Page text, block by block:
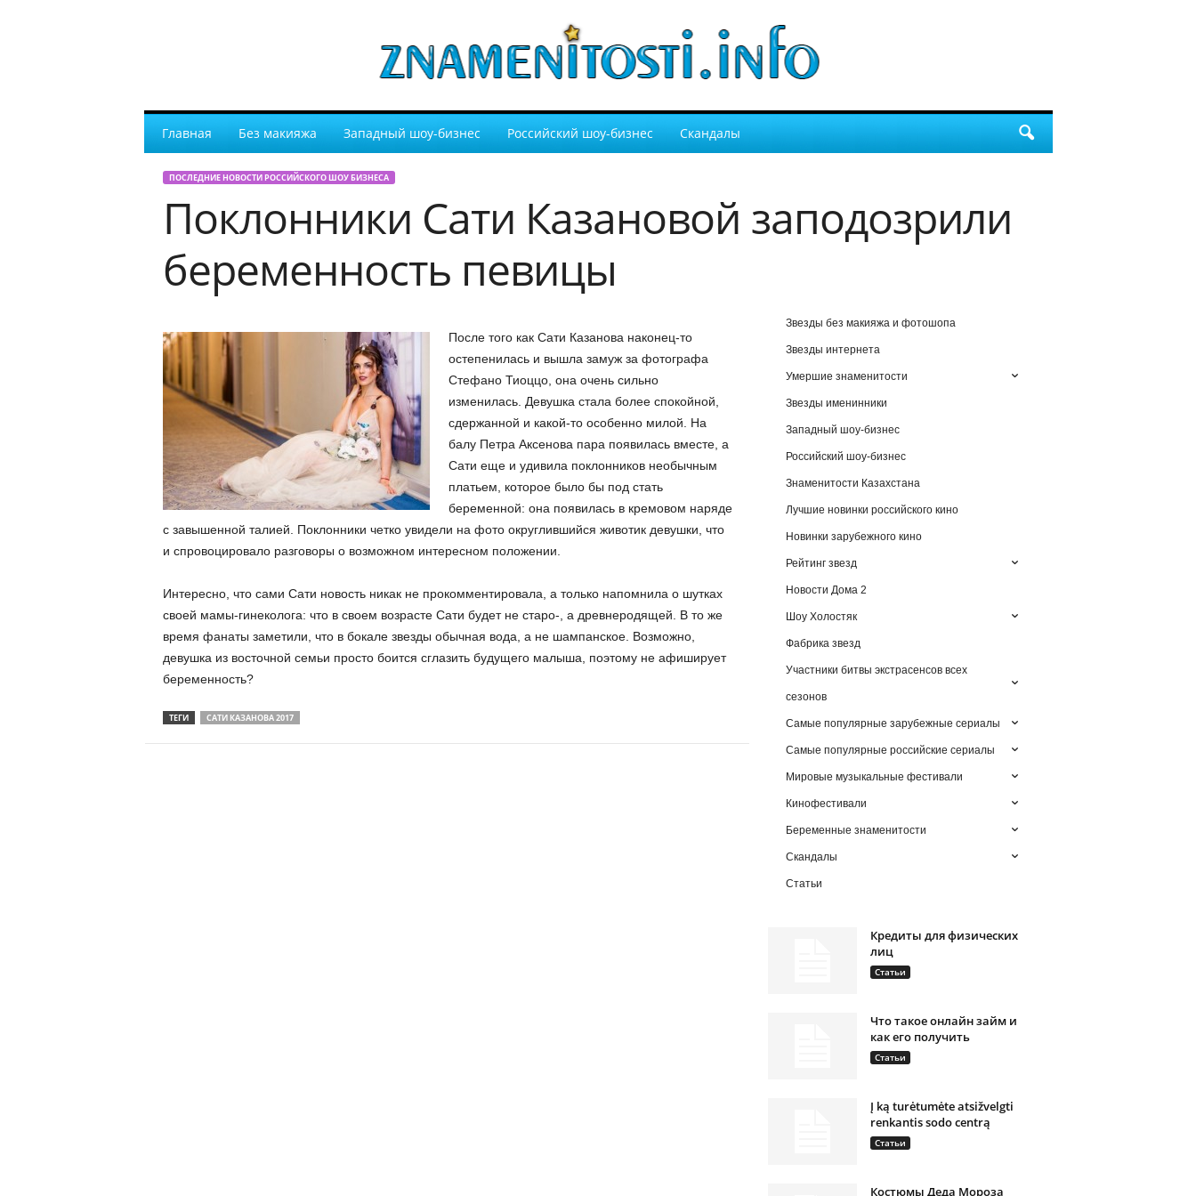
Главная Без макияжа Западный шоу-бизнес Российский шоу-бизнес Скандалы
ПОСЛЕДНИЕ НОВОСТИ РОССИЙСКОГО ШОУ БИЗНЕСА
Поклонники Сати Казановой заподозрили
беременность певицы
После того как Сати Казанова наконец-то
остепенилась и вышла замуж за фотографа
Стефано Тиоццо, она очень сильно
изменилась. Девушка стала более спокойной,
сдержанной и какой-то особенно милой. На
балу Петра Аксенова пара появилась вместе, а
Сати еще и удивила поклонников необычным
платьем, которое было бы под стать
беременной: она появилась в кремовом наряде
с завышенной талией. Поклонники четко увидели на фото округлившийся животик девушки, что
и спровоцировало разговоры о возможном интересном положении.
Интересно, что сами Сати новость никак не прокомментировала, а только напомнила о шутках
своей мамы-гинеколога: что в своем возрасте Сати будет не старо-, а древнеродящей. В то же
время фанаты заметили, что в бокале звезды обычная вода, а не шампанское. Возможно,
девушка из восточной семьи просто боится сглазить будущего малыша, поэтому не афиширует
беременность?
ТЕГИ САТИ КАЗАНОВА 2017
Звезды без макияжа и фотошопа
Звезды интернета
Умершие знаменитости
Звезды именинники
Западный шоу-бизнес
Российский шоу-бизнес
Знаменитости Казахстана
Лучшие новинки российского кино
Новинки зарубежного кино
Рейтинг звезд
Новости Дома 2
Шоу Холостяк
Фабрика звезд
Участники битвы экстрасенсов всех
сезонов
Самые популярные зарубежные сериалы
Самые популярные российские сериалы
Мировые музыкальные фестивали
Кинофестивали
Беременные знаменитости
Скандалы
Статьи
Кредиты для физических
лиц
Статьи
Что такое онлайн займ и
как его получить
Статьи
Į ką turėtumėte atsižvelgti
renkantis sodo centrą
Статьи
Костюмы Деда Мороза